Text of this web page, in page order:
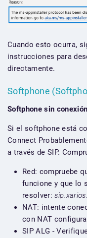
Cuando esto ocurra,
instrucciones para
directamente.
Softphone
Softphone sin conexión
Si el softphone está
Connect
a través de SIP.
Red: compruebe
funcione y que lo
resolver:
NAT: intente
con NAT
SIP ALG -